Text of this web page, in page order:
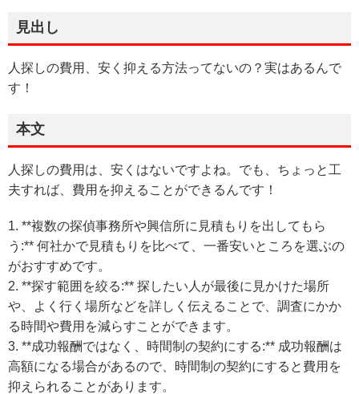
見出し
人探しの費用、安く抑える方法ってないの？実はあるんで
す！
本文
人探しの費用は、安くはないですよね。でも、ちょっと工
夫すれば、費用を抑えることができるんです！
1. **複数の探偵事務所や興信所に見積もりを出してもら
う:** 何社かで見積もりを比べて、一番安いところを選ぶの
がおすすめです。
2. **探す範囲を絞る:** 探したい人が最後に見かけた場所
や、よく行く場所などを詳しく伝えることで、調査にかか
る時間や費用を減らすことができます。
3. **成功報酬ではなく、時間制の契約にする:** 成功報酬は
高額になる場合があるので、時間制の契約にすると費用を
抑えられることがあります。